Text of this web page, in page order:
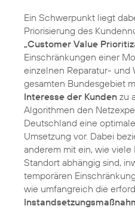
Ein Schwerpunkt liegt
Priorisierung des
„Customer Value
Einschränkungen einer
einzelnen Reparatur- und
gesamten Bundesgebiet
Interesse der Kunden zu
Algorithmen den
Deutschland eine
Umsetzung vor. Dabei
anderem mit ein, wie
Standort abhängig sind,
temporären
wie umfangreich die